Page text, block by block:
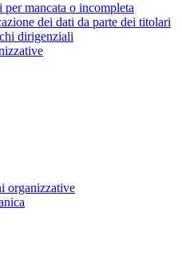
per mancata o incompleta
dei dati da parte dei titolari
dirigenziali
organizzative